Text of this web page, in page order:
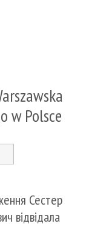
w Polsce
Сестер
відвідала